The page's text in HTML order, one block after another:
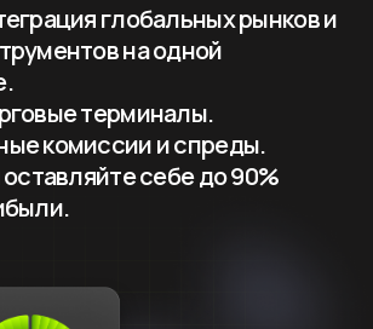
глобальных рынков и
на одной
терминалы.
комиссии и спреды.
себе до 90%